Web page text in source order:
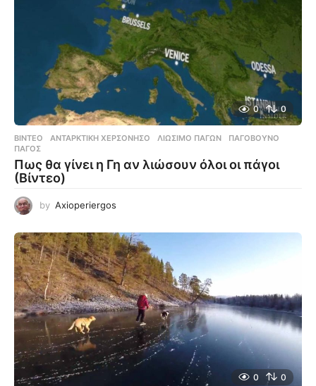
0 0
ΒΊΝΤΕΟ ΑΝΤΑΡΚΤΙΚΉ ΧΕΡΣΌΝΗΣΟ ,ΛΙΏΣΙΜΟ ΠΆΓΩΝ ,ΠΑΓΌΒΟΥΝΟ
ΠΆΓΟΣ
Πως θα γίνει η Γη αν λιώσουν όλοι οι πάγοι
(Βίντεο)
by Axioperiergos
0 0